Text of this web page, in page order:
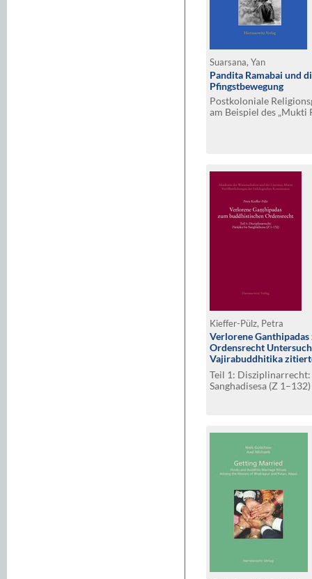
Suarsana, Yan
Pandita Ramabai und
Pfingstbewegung
Postkoloniale
am Beispiel des „Mukti
Kieffer-Pülz, Petra
Verlorene
Ordensrecht
Vajirabuddhitika
Dhammasiris und
Teil 1:
Sanghadisesa (Z